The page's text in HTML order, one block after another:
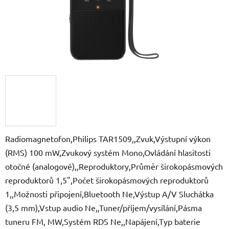
Radiomagnetofon,Philips TAR1509,,Zvuk,Výstupní výkon
(RMS) 100 mW,Zvukový systém Mono,Ovládání hlasitosti
otočné (analogové),,Reproduktory,Průměr širokopásmových
reproduktorů 1,5",Počet širokopásmových reproduktorů
1,,Možnosti připojení,Bluetooth Ne,Výstup A/V Sluchátka
(3,5 mm),Vstup audio Ne,,Tuner/příjem/vysílání,Pásma
tuneru FM, MW,Systém RDS Ne,,Napájení,Typ baterie